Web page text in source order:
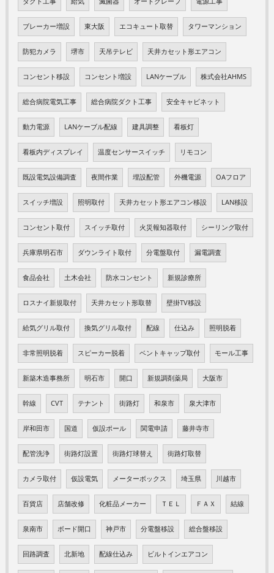
ブレーカー増設 東大阪 エコキュート取替 タワーマンション
防犯カメラ 堺市 天吊テレビ 天井カセット形エアコン
コンセント移設 コンセント増設 LANケーブル 株式会社AHMS
総合病院電気工事 総合病院ダクト工事 安全キャビネット
動力電源 LANケーブル配線 建具調整 看板灯
看板内ディスプレイ 温度センサースイッチ リモコン
既設電気設備調査 夜間作業 埋設配管 外機電源 OAフロア
スイッチ増設 照明取付 天井カセット形エアコン移設 LAN移設
コンセント取付 スイッチ取付 火災報知器取付 シーリング取付
兵庫県明石市 ダウンライト取付 分電盤取付 漏電調査
食品会社 土木会社 防水コンセント 新規診療所
ロスナイ新規取付 天井カセット形取替 壁掛TV移設
給気グリル取付 換気グリル取付 配線 仕込み 照明脱着
非常照明脱着 スピーカー脱着 ベントキャップ取付 モール工事
新築木造事務所 明石市 開口 新規調剤薬局 大阪市
幹線 CVT テナント 街路灯 和泉市 泉大津市
岸和田市 国道 仮設ポール 関電申請 藤井寺市
配管洗浄 街路灯設置 街路灯球替え 街路灯取替
カメラ取付 仮設電気 メーターボックス 埼玉県 川越市
百貨店 店舗改修 化粧品メーカー ＴＥＬ ＦＡＸ 結線
泉南市 ボード開口 神戸市 分電盤移設 総合盤移設
回路調査 北新地 配線仕込み ビルトインエアコン